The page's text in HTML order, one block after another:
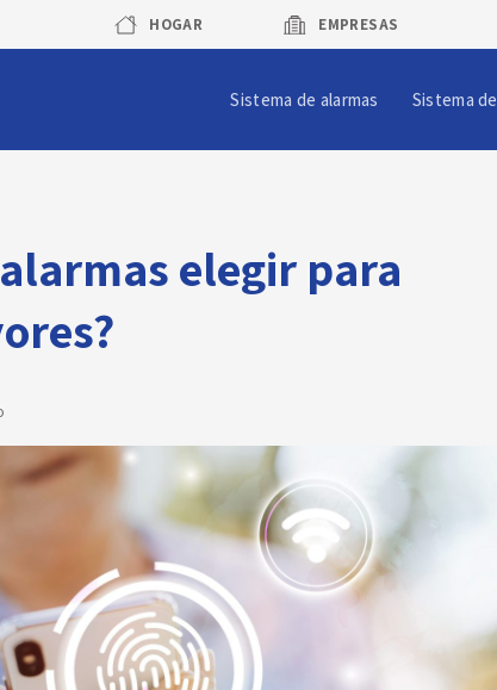
HOGAR EMPRESAS
Sistema de alarmas Sistema
elegir para